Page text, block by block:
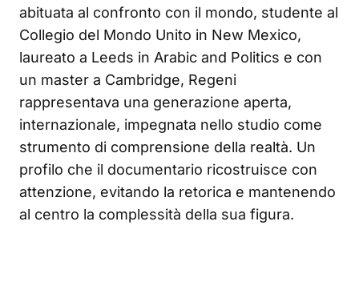
abituata al confronto con il mondo, studente al
Collegio del Mondo Unito in New Mexico,
laureato a Leeds in Arabic and Politics e con
un master a Cambridge, Regeni
rappresentava una generazione aperta,
internazionale, impegnata nello studio come
strumento di comprensione della realtà. Un
profilo che il documentario ricostruisce con
attenzione, evitando la retorica e mantenendo
al centro la complessità della sua figura.